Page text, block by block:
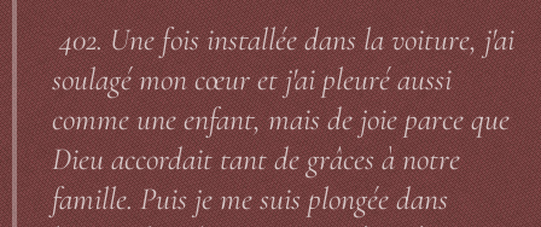
402. Une fois installée dans la voiture, j'ai
soulagé mon cœur et j'ai pleuré aussi
comme une enfant, mais de joie parce que
Dieu accordait tant de grâces à notre
famille. Puis je me suis plongée dans